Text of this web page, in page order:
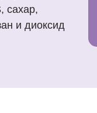
сахар,
и диоксид